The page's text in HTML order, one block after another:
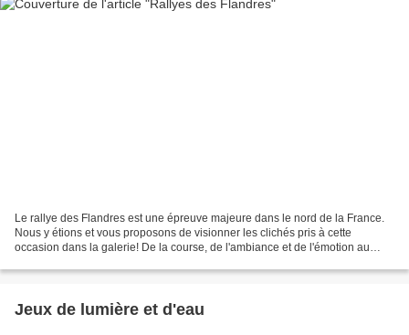
Le rallye des Flandres est une épreuve majeure dans le nord de la France.
Nous y étions et vous proposons de visionner les clichés pris à cette
occasion dans la galerie! De la course, de l'ambiance et de l'émotion au
Jeux de lumière et d'eau